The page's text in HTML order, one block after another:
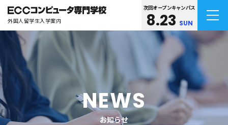
外国人留学生入学案内
次回オープンキャンパス
8.23 SUN
NEWS
お知らせ